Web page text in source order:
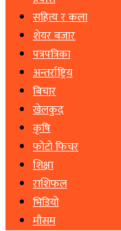
सहित्य र कला
शेयर बजार
पत्रपत्रिका
अन्तर्राष्ट्रिय
बिचार
खेलकुद
कृषि
फोटो फिचर
शिक्षा
राशिफल
भिडियो
मौसम